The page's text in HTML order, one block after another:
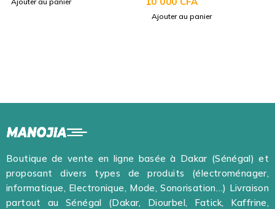
1X8 / UHD 4Kx2K RS-
Windows 10/8.1/8/7/XP -
Noir - CONVERTISSEUR
Ajouter au panier
Boutique de vente en ligne basée à Dakar (Sénégal) et
proposant divers types de produits (électroménager,
informatique, Electronique, Mode, Sonorisation…) Livraison
partout au Sénégal (Dakar, Diourbel, Fatick, Kaffrine,